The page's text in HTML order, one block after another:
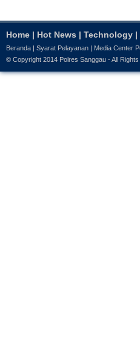
Home | Hot News | Technology |
Beranda Syarat Pelayanan Media Center
© Copyright 2014 Polres Sanggau - All